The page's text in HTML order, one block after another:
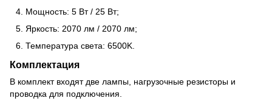
Мощность: 5 Вт / 25 Вт;
Яркость: 2070 лм / 2070 лм;
Температура света: 6500K.
Комплектация
В комплект входят две лампы, нагрузочные резисторы и
проводка для подключения.